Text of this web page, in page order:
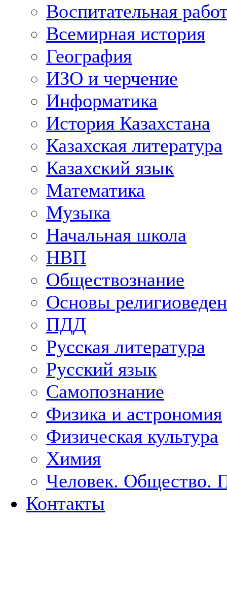
Воспитательная
Всемирная история
География
ИЗО и черчение
Информатика
История Казахстана
Казахская литература
Казахский язык
Математика
Музыка
Начальная школа
НВП
Обществознание
Основы
ПДД
Русская литература
Русский язык
Самопознание
Физика и астрономия
Физическая культура
Химия
Человек. Общество.
Контакты